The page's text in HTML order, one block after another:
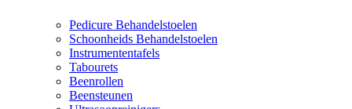
Pedicure Behandelstoelen
Schoonheids Behandelstoelen
Instrumententafels
Tabourets
Beenrollen
Beensteunen